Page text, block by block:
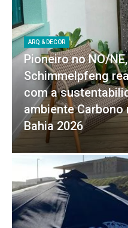
ARQ & DECOR
Pioneiro no NO/
Schimmelpfeng
com a
ambiente Carbono
Bahia 2026